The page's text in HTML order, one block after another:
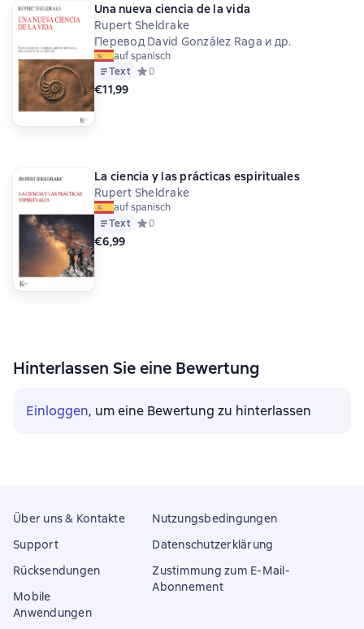
Una nueva ciencia de la vida
Rupert Sheldrake
Перевод David González Raga и др.
auf spanisch
Text Средний рейтинг 0 на основе 0 оценок
0
€11,99
La ciencia y las prácticas espirituales
Rupert Sheldrake
auf spanisch
Text Средний рейтинг 0 на основе 0 оценок
0
€6,99
Hinterlassen Sie eine Bewertung
Einloggen, um eine Bewertung zu hinterlassen
Über uns & Kontakte
Support
Rücksendungen
Mobile
Anwendungen
Nutzungsbedingungen
Datenschutzerklärung
Zustimmung zum E-Mail-
Abonnement